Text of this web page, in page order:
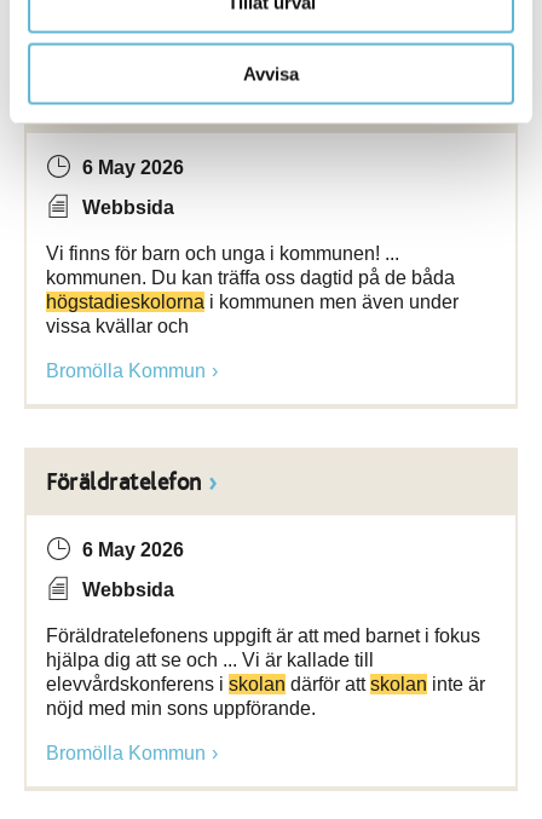
Avvisa
Fältgruppen
6 May 2026
Webbsida
Vi finns för barn och unga i kommunen! ...
kommunen. Du kan träffa oss dagtid på de båda
högstadieskolorna i kommunen men även under
vissa kvällar och
Bromölla Kommun
Föräldratelefon
6 May 2026
Webbsida
Föräldratelefonens uppgift är att med barnet i fokus
hjälpa dig att se och ... Vi är kallade till
elevvårdskonferens i skolan därför attskolan inte är
nöjd med min sons uppförande.
Bromölla Kommun